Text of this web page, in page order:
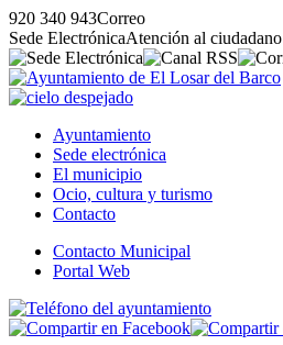
920 340 943Correo
Sede ElectrónicaAtención al ciudadano
Ayuntamiento
Sede electrónica
El municipio
Ocio, cultura y turismo
Contacto
Contacto Municipal
Portal Web